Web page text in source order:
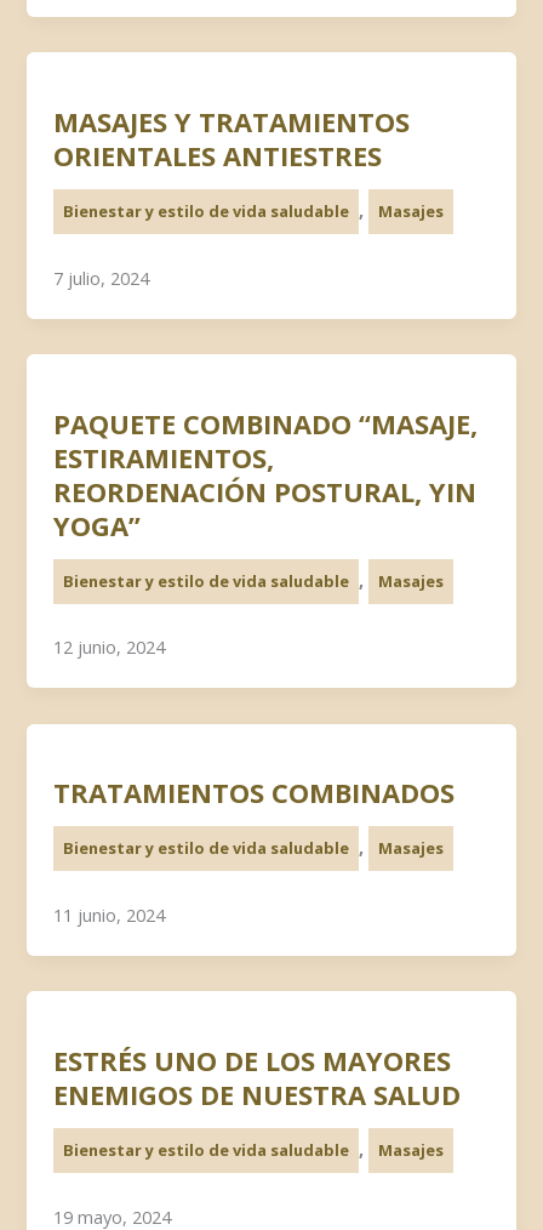
MASAJES Y TRATAMIENTOS
ORIENTALES ANTIESTRES
Bienestar y estilo de vida saludable , Masajes
7 julio, 2024
PAQUETE COMBINADO “MASAJE,
ESTIRAMIENTOS,
REORDENACIÓN POSTURAL, YIN
YOGA”
Bienestar y estilo de vida saludable , Masajes
12 junio, 2024
TRATAMIENTOS COMBINADOS
Bienestar y estilo de vida saludable , Masajes
11 junio, 2024
ESTRÉS UNO DE LOS MAYORES
ENEMIGOS DE NUESTRA SALUD
Bienestar y estilo de vida saludable , Masajes
19 mayo, 2024